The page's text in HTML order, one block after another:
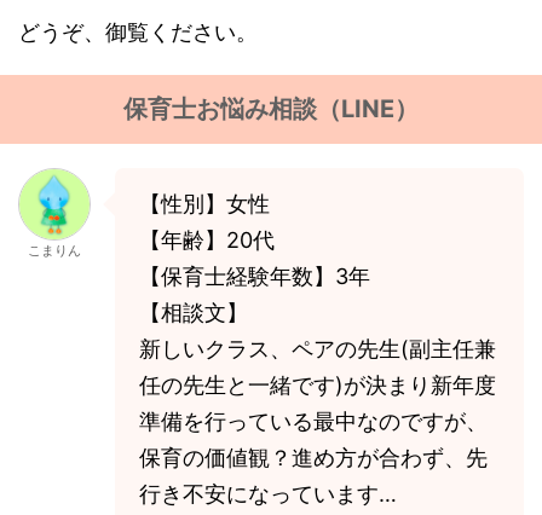
どうぞ、御覧ください。
保育士お悩み相談（LINE）
こまりん
【性別】女性
【年齢】20代
【保育士経験年数】3年
【相談文】
新しいクラス、ペアの先生(副主任兼
任の先生と一緒です)が決まり新年度
準備を行っている最中なのですが、
保育の価値観？進め方が合わず、先
行き不安になっています…